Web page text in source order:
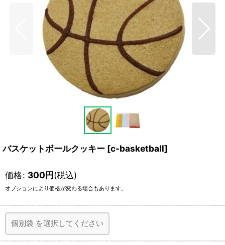
バスケットボールクッキー [c-basketball]
価格: 300円(税込)
オプションにより価格が変わる場合もあります。
個別袋 を選択してください